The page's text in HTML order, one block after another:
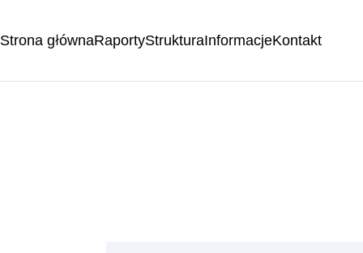
Strona głównaRaportyStrukturaInformacjeKontakt